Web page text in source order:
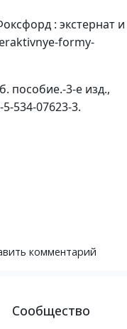
: экстернат и
formy-
пособие.-3-е изд.,
534-07623-3.
комментарий
Сообщество